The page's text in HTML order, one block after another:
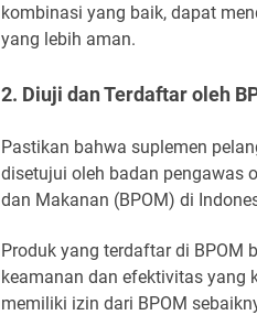
kombinasi yang baik, dapat
yang lebih aman.
2. Diuji dan Terdaftar oleh
Pastikan bahwa suplemen
disetujui oleh badan pengawas
dan Makanan (BPOM) di
Produk yang terdaftar di BPOM
keamanan dan efektivitas yang
memiliki izin dari BPOM